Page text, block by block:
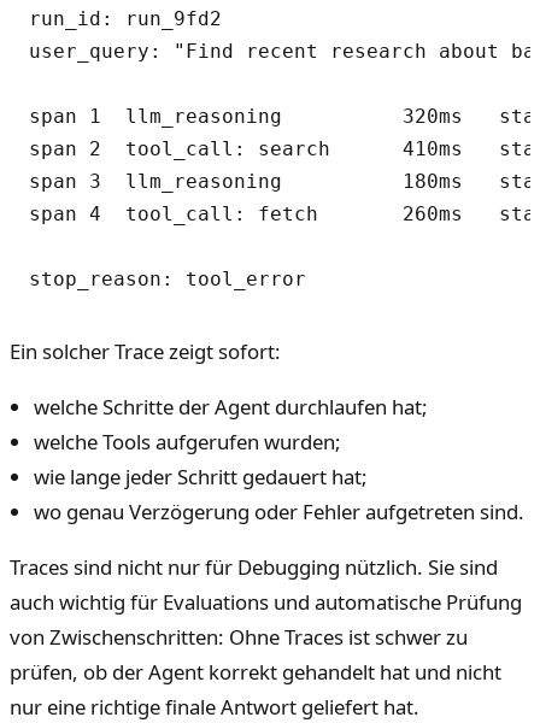
run_id: run_9fd2
user_query: "Find recent research about
span 1  llm_reasoning          320ms
span 2  tool_call: search      410ms
span 3  llm_reasoning          180ms
span 4  tool_call: fetch       260ms
Ein solcher Trace zeigt sofort:
welche Schritte der Agent durchlaufen hat;
welche Tools aufgerufen wurden;
wie lange jeder Schritt gedauert hat;
wo genau Verzögerung oder Fehler aufgetreten sind.
Traces sind nicht nur für Debugging nützlich. Sie sind
auch wichtig für Evaluations und automatische Prüfung
von Zwischenschritten: Ohne Traces ist schwer zu
prüfen, ob der Agent korrekt gehandelt hat und nicht
nur eine richtige finale Antwort geliefert hat.